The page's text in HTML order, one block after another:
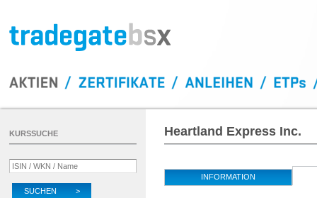
Heartland Express Inc.
INFORMATION
KURSSUCHE
SUCHEN >